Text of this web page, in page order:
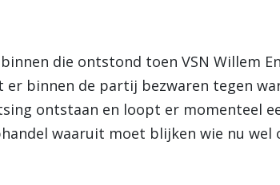
die ontstond toen VSN Willem
binnen de partij bezwaren tegen
ontstaan en loopt er momenteel
waaruit moet blijken wie nu